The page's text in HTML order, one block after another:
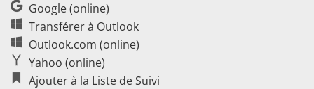
Google (online)
Transférer à Outlook
Outlook.com (online)
Yahoo (online)
Ajouter à la Liste de Suivi